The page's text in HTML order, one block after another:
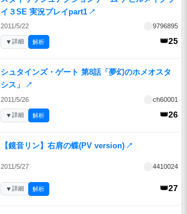
イ３SE 実況プレイpart1 ↗
2011/5/22 9796895
👑25
▼詳細 解析
シュタインズ・ゲート 第8話「夢幻のホメオスタ
シス」
↗
2011/5/26 ch60001
👑26
▼詳細 解析
【鏡音リン】右肩の蝶(PV version) ↗
2011/5/27 4410024
👑27
▼詳細 解析